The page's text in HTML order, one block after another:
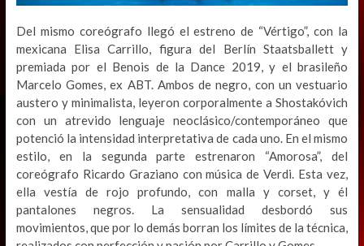
Del mismo coreógrafo llegó el estreno de “Vértigo”, con la
mexicana Elisa Carrillo, figura del Berlín Staatsballett y
premiada por el Benois de la Dance 2019, y el brasileño
Marcelo Gomes, ex ABT. Ambos de negro, con un vestuario
austero y minimalista, leyeron corporalmente a Shostakóvich
con un atrevido lenguaje neoclásico/contemporáneo que
potenció la intensidad interpretativa de cada uno. En el mismo
estilo, en la segunda parte estrenaron “Amorosa”, del
coreógrafo Ricardo Graziano con música de Verdi. Esta vez,
ella vestía de rojo profundo, con malla y corset, y él
pantalones negros. La sensualidad desbordó sus
movimientos, que por lo demás borran los límites de la técnica,